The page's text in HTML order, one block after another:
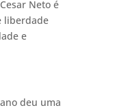
Neto é
liberdade
e
deu uma